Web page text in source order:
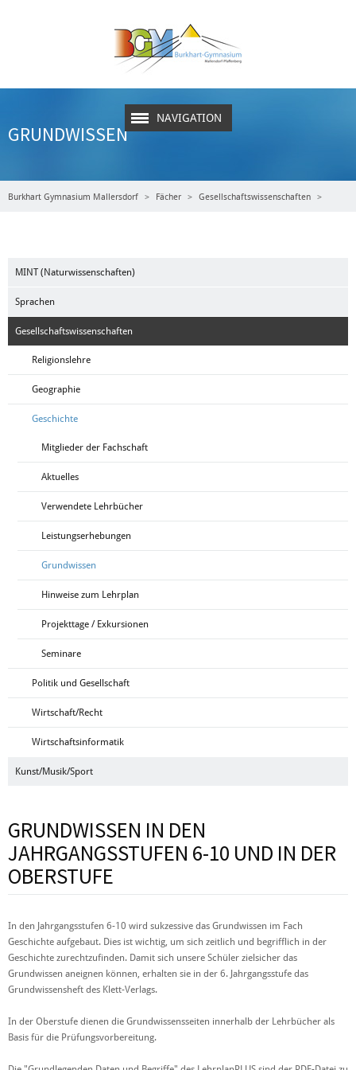
NAVIGATION
GRUNDWISSEN
Burkhart Gymnasium Mallersdorf Fächer Gesellschaftswissenschaften
MINT (Naturwissenschaften)
Sprachen
Gesellschaftswissenschaften
Religionslehre
Geographie
Geschichte
Mitglieder der Fachschaft
Aktuelles
Verwendete Lehrbücher
Leistungserhebungen
Grundwissen
Hinweise zum Lehrplan
Projekttage / Exkursionen
Seminare
Politik und Gesellschaft
Wirtschaft/Recht
Wirtschaftsinformatik
Kunst/Musik/Sport
GRUNDWISSEN IN DEN
JAHRGANGSSTUFEN 6-10 UND IN DER
OBERSTUFE
In den Jahrgangsstufen 6-10 wird sukzessive das Grundwissen im Fach
Geschichte aufgebaut. Dies ist wichtig, um sich zeitlich und begrifflich in der
Geschichte zurechtzufinden. Damit sich unsere Schüler zielsicher das
Grundwissen aneignen können, erhalten sie in der 6. Jahrgangsstufe das
Grundwissensheft des Klett-Verlags.
In der Oberstufe dienen die Grundwissensseiten innerhalb der Lehrbücher als
Basis für die Prüfungsvorbereitung.